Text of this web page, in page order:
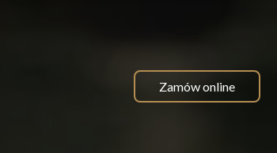
Zamów online